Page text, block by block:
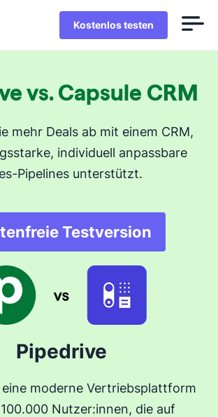
Kostenlos testen
vs. Capsule CRM
mehr Deals ab mit einem CRM,
individuell anpassbare
Pipelines unterstützt.
Testversion
Pipedrive
moderne Vertriebsplattform
Nutzer:innen, die auf